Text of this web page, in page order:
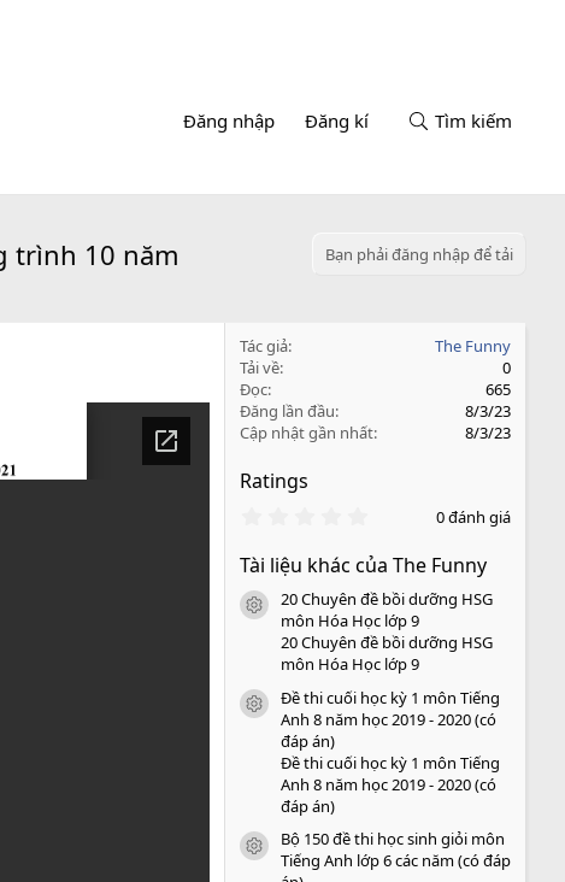
Đăng nhập Đăng kí Tìm kiếm
trình 10 năm
Bạn phải đăng nhập để tải
Tác giả
The Funny
Tải về
0
Đọc
665
Đăng lần đầu
8/3/23
Cập nhật gần nhất
8/3/23
Ratings
0
0
s
a
o
0 đánh giá
Tài liệu khác của The Funny
icon tài liệu
20 Chuyên đề bồi dưỡng HSG
môn Hóa Học lớp 9
20 Chuyên đề bồi dưỡng HSG
môn Hóa Học lớp 9
icon tài liệu
Đề thi cuối học kỳ 1 môn Tiếng
Anh 8 năm học 2019 - 2020 (có
đáp án)
Đề thi cuối học kỳ 1 môn Tiếng
Anh 8 năm học 2019 - 2020 (có
đáp án)
icon tài liệu
Bộ 150 đề thi học sinh giỏi môn
Tiếng Anh lớp 6 các năm (có đáp